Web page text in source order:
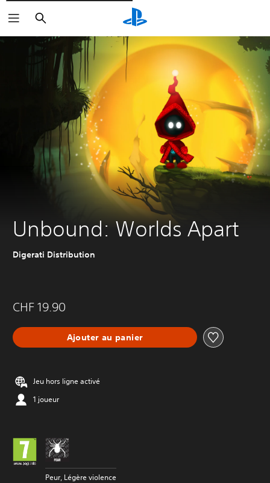
Rechercher
Unbound: Worlds Apart
Digerati Distribution
CHF 19.90
Ajouter au panier
Jeu hors ligne activé
1 joueur
Peur, Légère violence